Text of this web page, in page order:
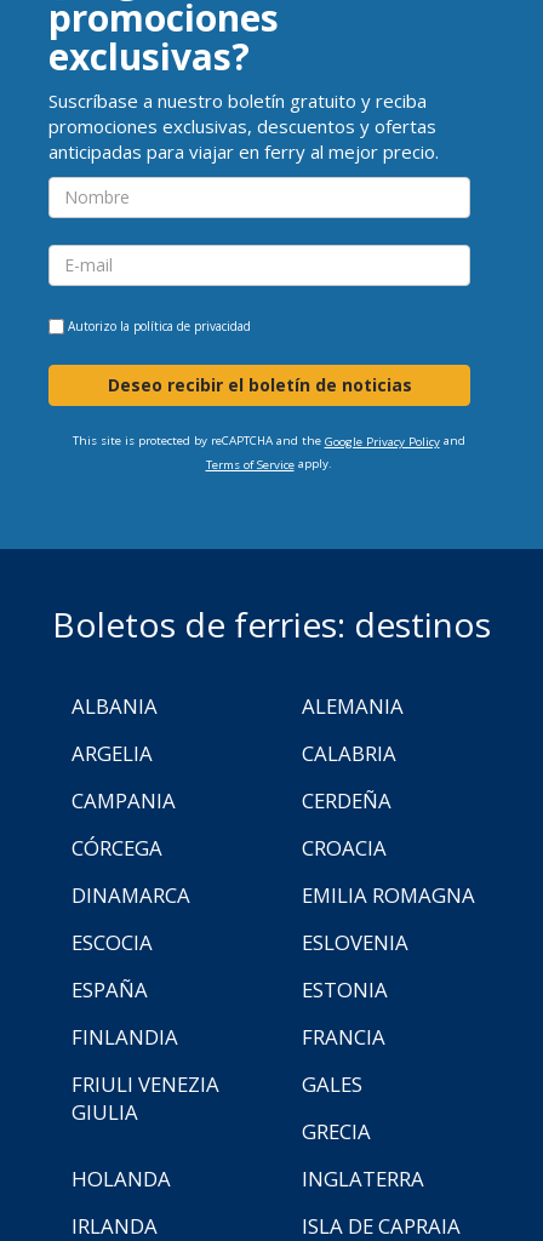
promociones
exclusivas?
Suscríbase a nuestro boletín gratuito y reciba
promociones exclusivas, descuentos y ofertas
anticipadas para viajar en ferry al mejor precio.
Autorizo la política de privacidad
Deseo recibir el boletín de noticias
This site is protected by reCAPTCHA and the Google Privacy Policyand
Terms of Serviceapply.
Boletos de ferries: destinos
ALBANIA
ALEMANIA
ARGELIA
CALABRIA
CAMPANIA
CERDEÑA
CÓRCEGA
CROACIA
DINAMARCA
EMILIA ROMAGNA
ESCOCIA
ESLOVENIA
ESPAÑA
ESTONIA
FINLANDIA
FRANCIA
FRIULI VENEZIA
GIULIA
GALES
GRECIA
HOLANDA
INGLATERRA
IRLANDA
ISLA DE CAPRAIA